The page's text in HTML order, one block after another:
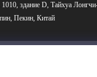
1010, здание D, Тайхуа
Пекин, Китай